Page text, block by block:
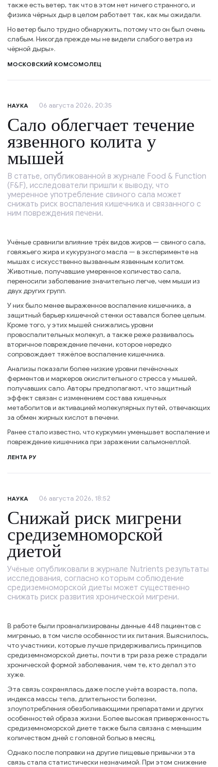
также есть ветер, так что в этом нет ничего странного, и
физика чёрных дыр в целом работает так, как мы ожидали.
Но ветер было трудно обнаружить, потому что он был очень
слабым. Никогда прежде мы не видели слабого ветра из
чёрной дыры».
МОСКОВСКИЙ КОМСОМОЛЕЦ
НАУКА 06 августа 2026, 20:35
Сало облегчает течение
язвенного колита у
мышей
В статье, опубликованной в журнале Food & Function
(F&F), исследователи пришли к выводу, что
умеренное употребление свиного сала может
снижать риск воспаления кишечника и связанного с
ним повреждения печени.
Учёные сравнили влияние трёх видов жиров — свиного сала,
говяжьего жира и кукурузного масла — в эксперименте на
мышах с искусственно вызванным язвенным колитом.
Животные, получавшие умеренное количество сала,
переносили заболевание значительно легче, чем мыши из
двух других групп.
У них было менее выраженное воспаление кишечника, а
защитный барьер кишечной стенки оставался более целым.
Кроме того, у этих мышей снижались уровни
провоспалительных молекул, а также реже развивалось
вторичное повреждение печени, которое нередко
сопровождает тяжёлое воспаление кишечника.
Анализы показали более низкие уровни печёночных
ферментов и маркеров окислительного стресса у мышей,
получавших сало. Авторы предполагают, что защитный
эффект связан с изменением состава кишечных
метаболитов и активацией молекулярных путей, отвечающих
за обмен жирных кислот в печени.
Ранее стало известно, что куркумин уменьшает воспаление и
повреждение кишечника при заражении сальмонеллой.
ЛЕНТА РУ
НАУКА 06 августа 2026, 18:52
Снижай риск мигрени
средиземноморской
диетой
Учёные опубликовали в журнале Nutrients результаты
исследования, согласно которым соблюдение
средиземноморской диеты может существенно
снижать риск развития хронической мигрени.
В работе были проанализированы данные 448 пациентов с
мигренью, в том числе особенности их питания. Выяснилось,
что участники, которые лучше придерживались принципов
средиземноморской диеты, почти в три раза реже страдали
хронической формой заболевания, чем те, кто делал это
хуже.
Эта связь сохранялась даже после учёта возраста, пола,
индекса массы тела, длительности болезни,
злоупотребления обезболивающими препаратами и других
особенностей образа жизни. Более высокая приверженность
средиземноморской диете также была связана с меньшим
количеством дней с головной болью в месяц.
Однако после поправки на другие пищевые привычки эта
связь стала статистически незначимой. При этом снижение